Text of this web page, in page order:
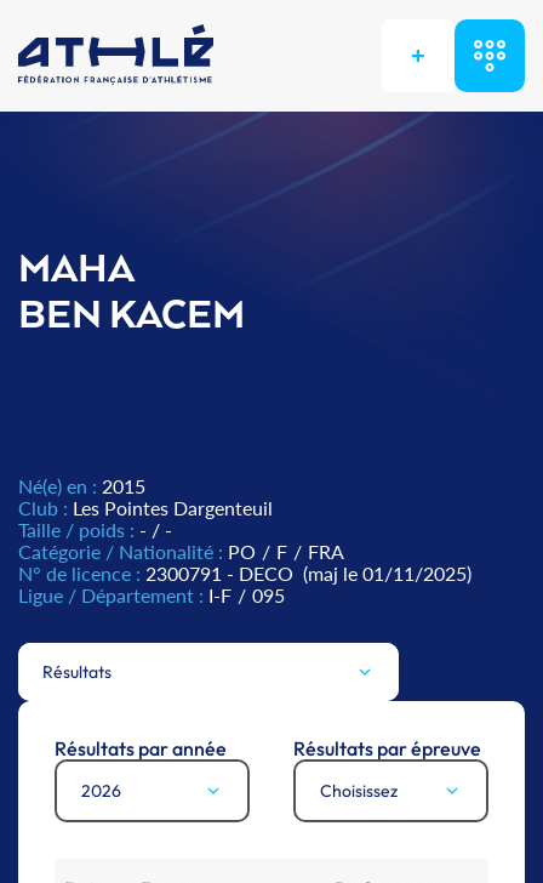
+
MAHA
BEN KACEM
Né(e) en : 2015
Club : Les Pointes Dargenteuil
Taille / poids : - / -
Catégorie / Nationalité : PO / F / FRA
N° de licence : 2300791 - DECO (maj le 01/11/2025)
Ligue / Département : I-F / 095
Résultats
Résultats par année
2026
Résultats par épreuve
Choisissez